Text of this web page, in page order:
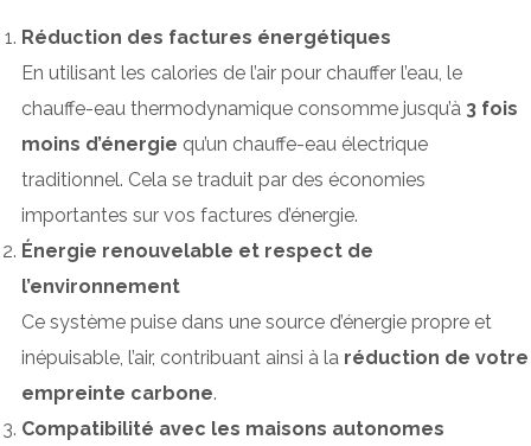
Réduction des factures énergétiques
En utilisant les calories de l’air pour chauffer l’eau, le
chauffe-eau thermodynamique consomme jusqu’à 3 fois
moins d’énergie qu’un chauffe-eau électrique
traditionnel. Cela se traduit par des économies
importantes sur vos factures d’énergie.
Énergie renouvelable et respect de
l’environnement
Ce système puise dans une source d’énergie propre et
inépuisable, l’air, contribuant ainsi à la réduction de votre
empreinte carbone.
Compatibilité avec les maisons autonomes